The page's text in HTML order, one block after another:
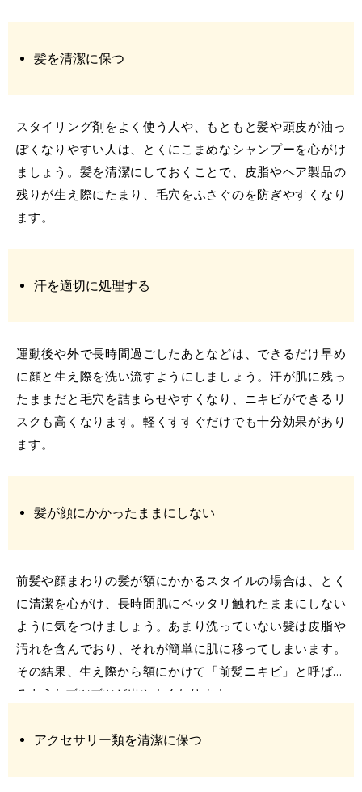
髪を清潔に保つ
スタイリング剤をよく使う人や、もともと髪や頭皮が油っ
ぽくなりやすい人は、とくにこまめなシャンプーを心がけ
ましょう。髪を清潔にしておくことで、皮脂やヘア製品の
残りが生え際にたまり、毛穴をふさぐのを防ぎやすくなり
ます。
汗を適切に処理する
運動後や外で長時間過ごしたあとなどは、できるだけ早め
に顔と生え際を洗い流すようにしましょう。汗が肌に残っ
たままだと毛穴を詰まらせやすくなり、ニキビができるリ
スクも高くなります。軽くすすぐだけでも十分効果があり
ます。
髪が顔にかかったままにしない
前髪や顔まわりの髪が額にかかるスタイルの場合は、とく
に清潔を心がけ、長時間肌にベッタリ触れたままにしない
ように気をつけましょう。あまり洗っていない髪は皮脂や
汚れを含んでおり、それが簡単に肌に移ってしまいます。
その結果、生え際から額にかけて「前髪ニキビ 」と呼ばれ
るようなブツブツが出やすくなります。
アクセサリー類を清潔に保つ